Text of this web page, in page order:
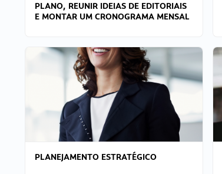
PLANO, REUNIR IDEIAS DE EDITORIAIS
E MONTAR UM CRONOGRAMA MENSAL
PLANEJAMENTO ESTRATÉGICO